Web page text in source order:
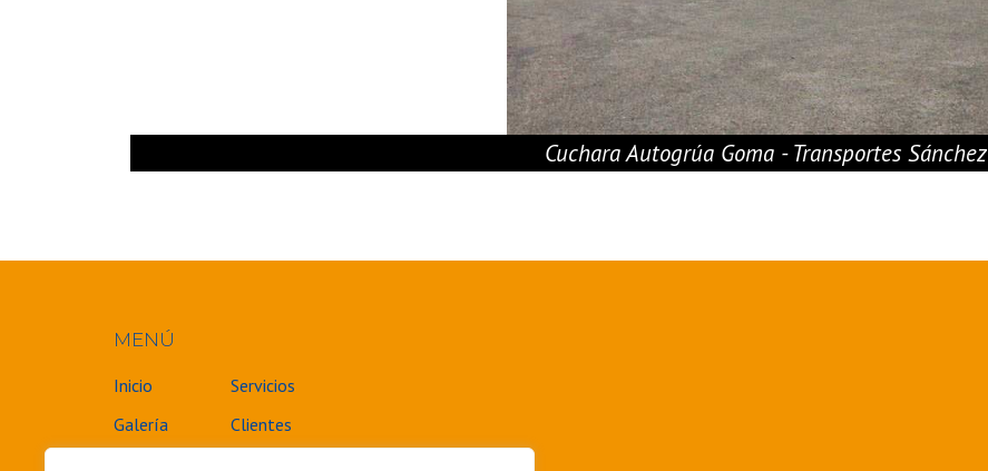
Cuchara Autogrúa Goma - Transportes Sánchez
MENÚ
Inicio
Servicios
Galería
Clientes